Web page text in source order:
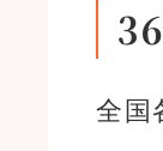
全国